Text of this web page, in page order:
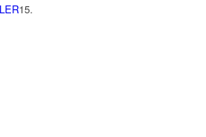
15.